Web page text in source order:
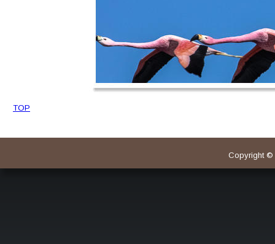
TOP
Copyright ©